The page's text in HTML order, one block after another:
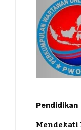
Pendidikan
Mendekati